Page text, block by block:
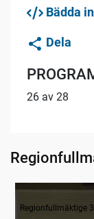
Bädda in
Dela
26 av 28
Inledning av
Regionfullmäktige